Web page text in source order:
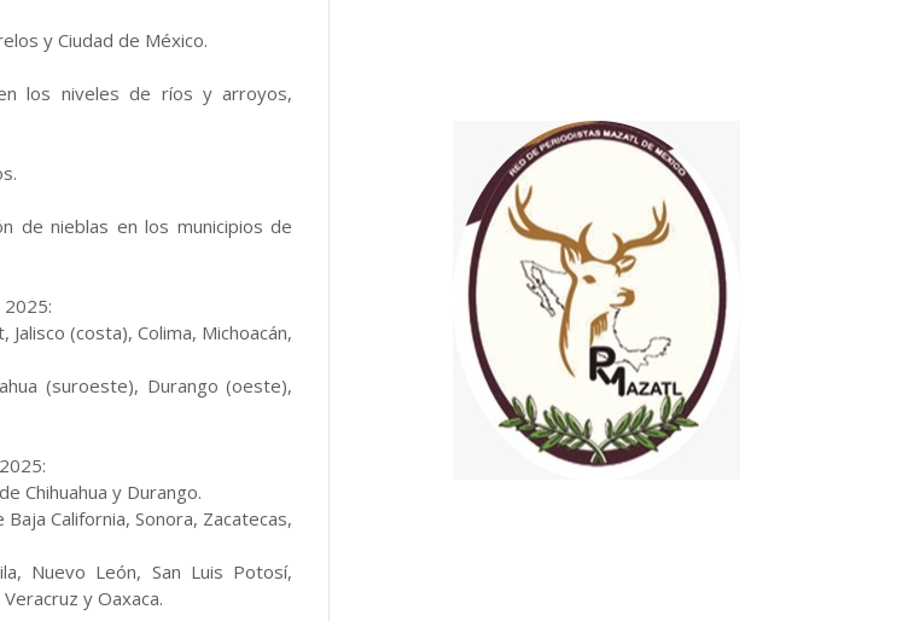
y Ciudad de México.
los niveles de ríos y arroyos,
de nieblas en los municipios de
(costa), Colima, Michoacán,
(suroeste), Durango (oeste),
Chihuahua y Durango.
California, Sonora, Zacatecas,
Nuevo León, San Luis Potosí,
y Oaxaca.